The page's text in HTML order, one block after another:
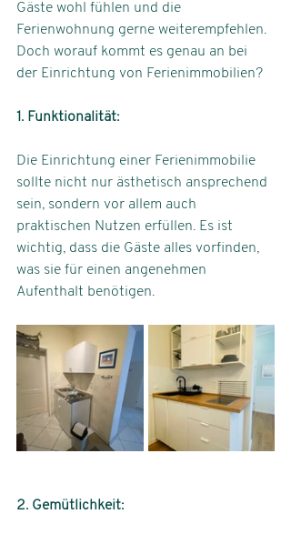
Gäste wohl fühlen und die
Ferienwohnung gerne weiterempfehlen.
Doch worauf kommt es genau an bei
der Einrichtung von Ferienimmobilien?
1. Funktionalität:
Die Einrichtung einer Ferienimmobilie
sollte nicht nur ästhetisch ansprechend
sein, sondern vor allem auch
praktischen Nutzen erfüllen. Es ist
wichtig, dass die Gäste alles vorfinden,
was sie für einen angenehmen
Aufenthalt benötigen.
2. Gemütlichkeit: